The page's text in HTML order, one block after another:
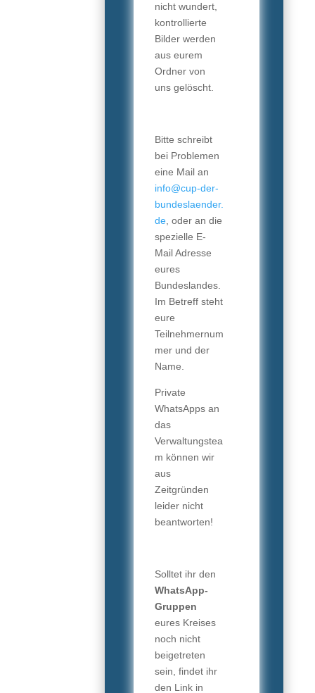
nicht wundert,
kontrollierte
Bilder werden
aus eurem
Ordner von
uns gelöscht.
Bitte schreibt
bei Problemen
eine Mail an
info@cup-der-
bundeslaender.
de , oder an die
spezielle E-
Mail Adresse
eures
Bundeslandes.
Im Betreff steht
eure
Teilnehmernum
mer und der
Name.
Private
WhatsApps an
das
Verwaltungstea
m können wir
aus
Zeitgründen
leider nicht
beantworten!
Solltet ihr den
WhatsApp-
Gruppen
eures Kreises
noch nicht
beigetreten
sein, findet ihr
den Link in